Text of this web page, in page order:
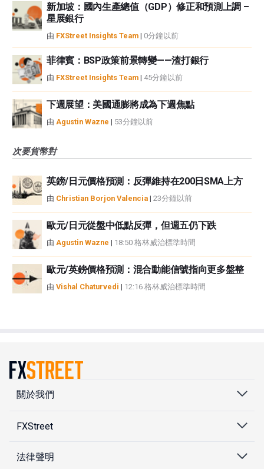
新加坡：國內生產總值（GDP）修正和預測上調 –
星展銀行
由 FXStreet Insights Team | 0分鐘以前
菲律賓：BSP政策前景轉變——渣打銀行
由 FXStreet Insights Team | 45分鐘以前
下週展望：美國通膨將成為下週焦點
由 Agustin Wazne | 53分鐘以前
次要貨幣對
英鎊/日元價格預測：反彈維持在200日SMA上方
由 Christian Borjon Valencia | 23分鐘以前
歐元/日元從盤中低點反彈，但週五仍下跌
由 Agustin Wazne | 18:50 格林威治標準時間
歐元/英鎊價格預測：混合動能信號指向更多盤整
由 Vishal Chaturvedi | 12:16 格林威治標準時間
關於我們
FXStreet
法律聲明